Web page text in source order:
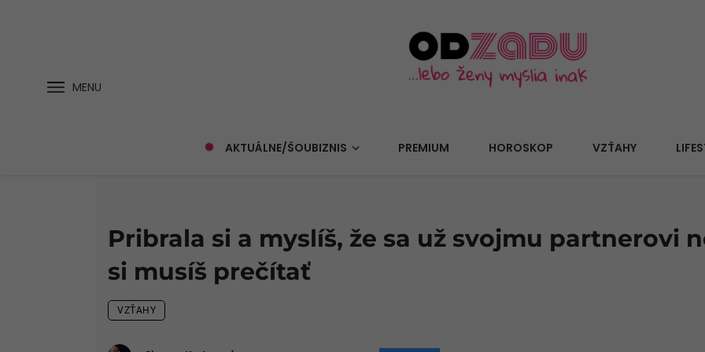
MENU
AKTUÁLNE/ŠOUBIZNIS PREMIUM HOROSKOP VZŤAHY
Pribrala si a myslíš, že sa už svojmu partnerovi
si musíš prečítať
VZŤAHY